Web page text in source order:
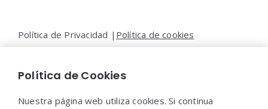
Política de Privacidad | Política de cookies
Contacto |Moya&Emery
Política de Cookies
Nuestra página web utiliza cookies. Si continua